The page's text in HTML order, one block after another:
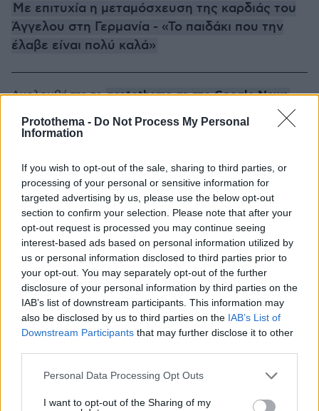
Protothema - Do Not Process My Personal
Information
If you wish to opt-out of the sale, sharing to third parties, or
processing of your personal or sensitive information for
targeted advertising by us, please use the below opt-out
section to confirm your selection. Please note that after your
opt-out request is processed you may continue seeing
interest-based ads based on personal information utilized by
us or personal information disclosed to third parties prior to
your opt-out. You may separately opt-out of the further
disclosure of your personal information by third parties on the
IAB’s list of downstream participants. This information may
also be disclosed by us to third parties on the IAB’s List of
Downstream Participants that may further disclose it to other
Please note that this website/app uses one or more Google
not limited to your visit or usage behaviour. You may click to
Personal Data Processing Opt Outs
I want to opt-out of the Sharing of my
Με επιτυχία η μεταμόσχευση της καρδιάς του
Άγγελου στη Γερμανία - «Το παιδάκι που την
έλαβε είναι πολύ καλά»
Σχετικά Άρθρα
Ακολουθήστε τοprotothema.gr στο Google News
και τον Κόσμο, τη στιγμή που συμβαίνουν, στο
Protothema.gr